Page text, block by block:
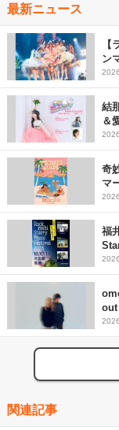
最新ニュース
【
ン
＞
結
＆
奇
マ
早
福
out
関連記事